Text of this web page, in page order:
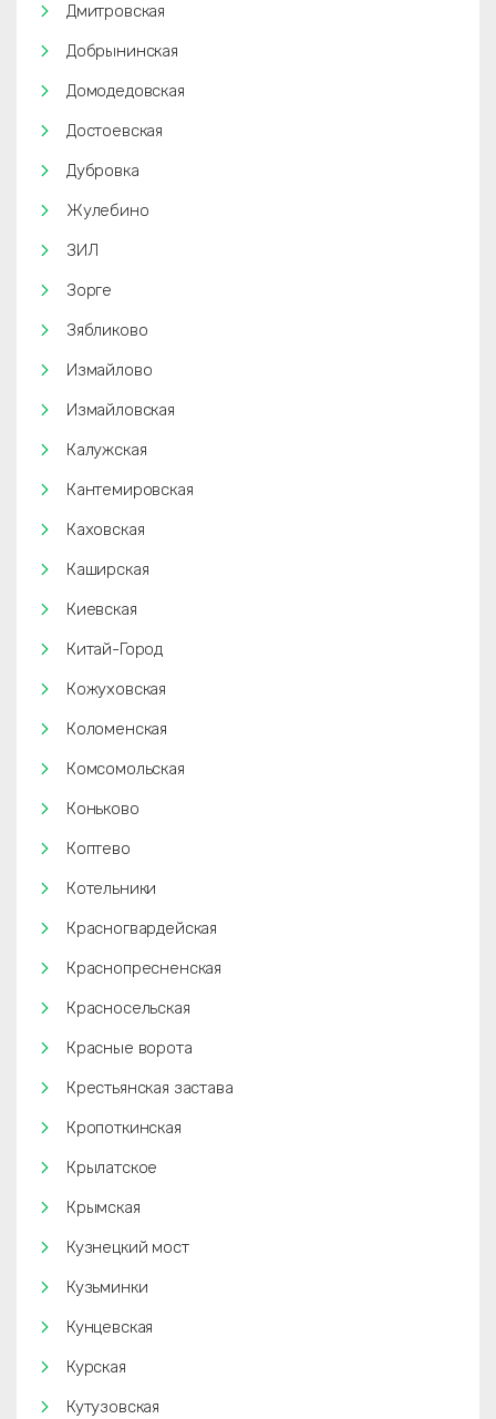
Дмитровская
Добрынинская
Домодедовская
Достоевская
Дубровка
Жулебино
ЗИЛ
Зорге
Зябликово
Измайлово
Измайловская
Калужская
Кантемировская
Каховская
Каширская
Киевская
Китай-Город
Кожуховская
Коломенская
Комсомольская
Коньково
Коптево
Котельники
Красногвардейская
Краснопресненская
Красносельская
Красные ворота
Крестьянская застава
Кропоткинская
Крылатское
Крымская
Кузнецкий мост
Кузьминки
Кунцевская
Курская
Кутузовская